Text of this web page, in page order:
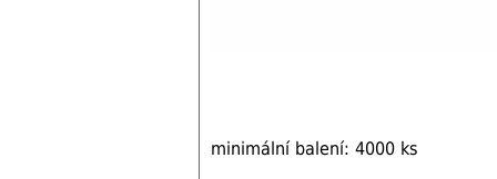
minimální balení: 4000 ks